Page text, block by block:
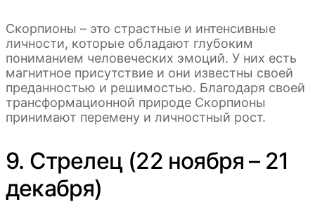
Скорпионы – это страстные и интенсивные
личности, которые обладают глубоким
пониманием человеческих эмоций. У них есть
магнитное присутствие и они известны своей
преданностью и решимостью. Благодаря своей
трансформационной природе Скорпионы
принимают перемену и личностный рост.
9. Стрелец (22 ноября – 21
декабря)